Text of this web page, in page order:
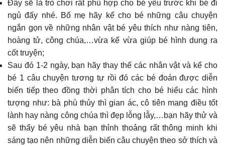
Đây sẽ là trò chơi rất phù hợp cho bé yêu trước khi bé đi
ngủ đấy nhé. Bố mẹ hãy kể cho bé những câu chuyện
ngắn gọn về những nhân vật bé yêu thích như nàng tiên,
hoàng tử, công chúa,…vừa kể vừa giúp bé hình dung ra
cốt truyện;
Sau đó 1-2 ngày, bạn hãy thay thế các nhân vật và kể cho
bé 1 câu chuyện tương tự rồi đó các bé đoán được diễn
biến tiếp theo đồng thời phân tích cho bé hiểu các hình
tượng như: bà phù thủy thì gian ác, cô tiên mang điều tốt
lành hay nàng công chúa thì đẹp lỗng lẫy,…bạn hãy thử và
sẽ thấy bé yêu nhà bạn thỉnh thoảng rất thông minh khi
sáng tạo nên những diễn biến câu chuyện theo sở thích và